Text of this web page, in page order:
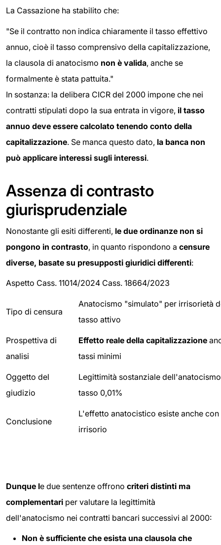
La Cassazione ha stabilito che:
"Se il contratto non indica chiaramente il tasso effettivo
annuo, cioè il tasso comprensivo della capitalizzazione,
la clausola di anatocismo non è valida, anche se
formalmente è stata pattuita."
In sostanza: la delibera CICR del 2000 impone che nei
contratti stipulati dopo la sua entrata in vigore, il tasso
annuo deve essere calcolato tenendo conto della
capitalizzazione. Se manca questo dato, la banca non
può applicare interessi sugli interessi.
Assenza di contrasto
giurisprudenziale
Nonostante gli esiti differenti, le due ordinanze non si
pongono in contrasto, in quanto rispondono a censure
diverse, basate su presupposti giuridici differenti:
Aspetto Cass. 11014/2024 Cass. 18664/2023
Tipo di censura
Anatocismo "simulato" per irrisorietà
tasso attivo
Prospettiva di
analisi
Effetto reale della capitalizzazione
tassi minimi
Oggetto del
giudizio
Legittimità sostanziale
tasso 0,01%
Conclusione
L'effetto anatocistico esiste anche con
irrisorio
Dunque le due sentenze offrono criteri distinti ma
complementari per valutare la legittimità
dell'anatocismo nei contratti bancari successivi al 2000:
Non è sufficiente che esista una clausola che